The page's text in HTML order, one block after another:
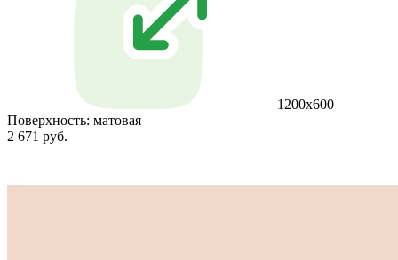
1200x600
Поверхность: матовая
2 671 руб.